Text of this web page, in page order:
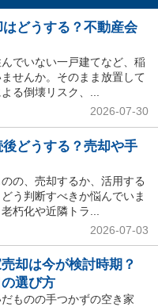
はどうする？不動産会
でいない一戸建てなど、稲
せんか。そのまま放置して
る倒壊リスク、...
2026-07-30
後どうする？売却や手
の、売却するか、活用する
う判断すべきか悩んでいま
朽化や近隣トラ...
2026-07-03
却は今が検討時期？
選び方
ものの手つかずの空き家